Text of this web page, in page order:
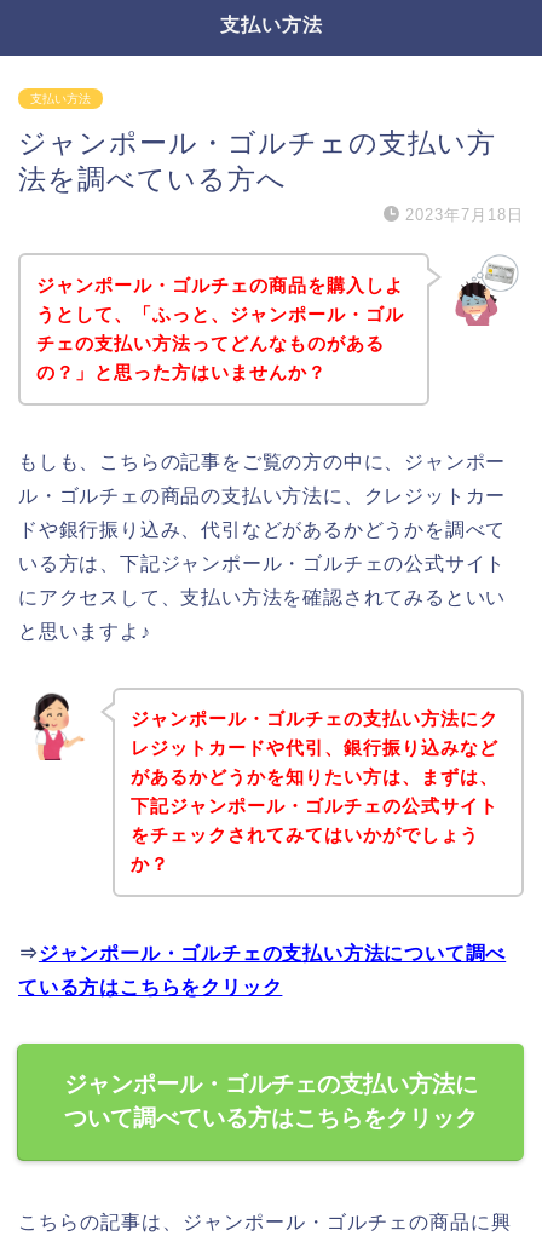
支払い方法
支払い方法
ジャンポール・ゴルチェの支払い方
法を調べている方へ
2023年7月18日
ジャンポール・ゴルチェの商品を購入しよ
うとして、「ふっと、ジャンポール・ゴル
チェの支払い方法ってどんなものがある
の？」と思った方はいませんか？
もしも、こちらの記事をご覧の方の中に、ジャンポー
ル・ゴルチェの商品の支払い方法に、クレジットカー
ドや銀行振り込み、代引などがあるかどうかを調べて
いる方は、下記ジャンポール・ゴルチェの公式サイト
にアクセスして、支払い方法を確認されてみるといい
と思いますよ♪
ジャンポール・ゴルチェの支払い方法にク
レジットカードや代引、銀行振り込みなど
があるかどうかを知りたい方は、まずは、
下記ジャンポール・ゴルチェの公式サイト
をチェックされてみてはいかがでしょう
か？
⇒ジャンポール・ゴルチェの支払い方法について調べ
ている方はこちらをクリック
ジャンポール・ゴルチェの支払い方法に
ついて調べている方はこちらをクリック
こちらの記事は、ジャンポール・ゴルチェの商品に興